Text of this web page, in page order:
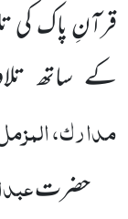
قرآنِ پاک
کے ساتھ
مدارک،
حضرت